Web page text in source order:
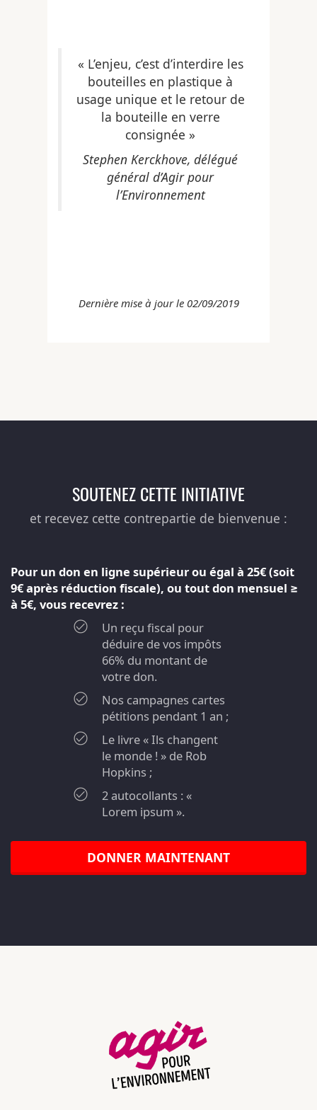
« L’enjeu, c’est d’interdire les
bouteilles en plastique à
usage unique et le retour de
la bouteille en verre
consignée »
Stephen Kerckhove, délégué
général d’Agir pour
l’Environnement
Dernière mise à jour le 02/09/2019
SOUTENEZ CETTE INITIATIVE
et recevez cette contrepartie de bienvenue :
Pour un don en ligne supérieur ou égal à 25€ (soit
9€ après réduction fiscale), ou tout don mensuel ≥
à 5€, vous recevrez :
Un reçu fiscal pour
déduire de vos impôts
66% du montant de
votre don.
Nos campagnes cartes
pétitions pendant 1 an ;
Le livre « Ils changent
le monde ! » de Rob
Hopkins ;
2 autocollants : «
Lorem ipsum ».
DONNER MAINTENANT